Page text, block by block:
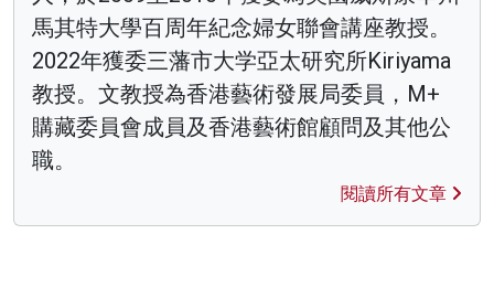
馬其特大學百周年紀念婦女聯會講座教授。
2022年獲委三藩市大学亞太研究所Kiriyama
教授。文教授為香港藝術發展局委員，M+
購藏委員會成員及香港藝術館顧問及其他公
職。
閱讀所有文章